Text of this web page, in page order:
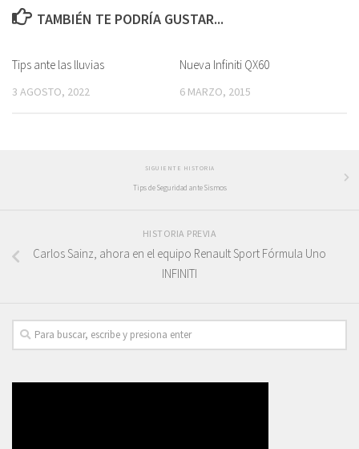
TAMBIÉN TE PODRÍA GUSTAR...
Tips ante las lluvias
3 AGOSTO, 2022
Nueva Infiniti QX60
6 MARZO, 2015
SIGUIENTE HISTORIA
Tips de Seguridad ante Sismos
HISTORIA PREVIA
Carlos Sainz, ahora en el equipo Renault Sport Fórmula Uno
INFINITI